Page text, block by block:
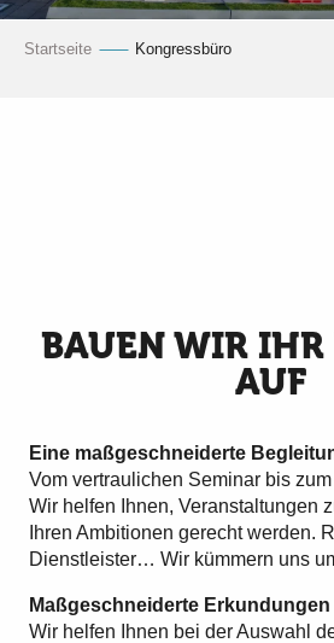
Startseite Kongressbüro
BAUEN WIR IHR
AUF
Eine maßgeschneiderte
Vom vertraulichen Seminar bis
Wir helfen Ihnen, Veranstaltungen
Ihren Ambitionen gerecht werden.
Dienstleister… Wir kümmern uns
Maßgeschneiderte Erkundungen
Wir helfen Ihnen bei der Auswahl